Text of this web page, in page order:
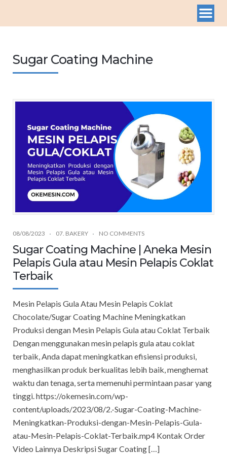
Sugar Coating Machine
08/08/2023 07. BAKERY NO COMMENTS
Sugar Coating Machine | Aneka Mesin
Pelapis Gula atau Mesin Pelapis Coklat
Terbaik
Mesin Pelapis Gula Atau Mesin Pelapis Coklat
Chocolate/Sugar Coating Machine Meningkatkan
Produksi dengan Mesin Pelapis Gula atau Coklat Terbaik
Dengan menggunakan mesin pelapis gula atau coklat
terbaik, Anda dapat meningkatkan efisiensi produksi,
menghasilkan produk berkualitas lebih baik, menghemat
waktu dan tenaga, serta memenuhi permintaan pasar yang
tinggi. https://okemesin.com/wp-
content/uploads/2023/08/2.-Sugar-Coating-Machine-
Meningkatkan-Produksi-dengan-Mesin-Pelapis-Gula-
atau-Mesin-Pelapis-Coklat-Terbaik.mp4 Kontak Order
Video Lainnya Deskripsi Sugar Coating […]